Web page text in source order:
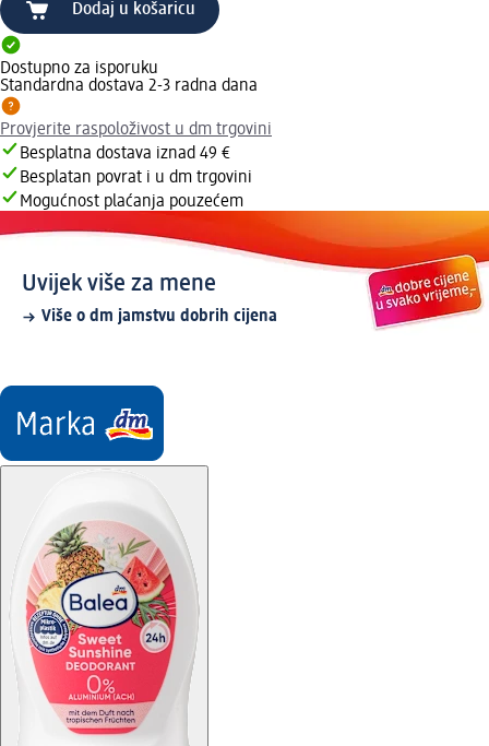
Dodaj u košaricu
Dostupno za isporuku
Standardna dostava 2-3 radna dana
Provjerite raspoloživost u dm trgovini
Besplatna dostava iznad 49 €
Besplatan povrat i u dm trgovini
Mogućnost plaćanja pouzećem
Uvijek više za mene
Više o dm jamstvu dobrih cijena